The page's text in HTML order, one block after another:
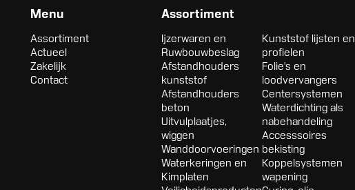
Menu
Assortiment
Actueel
Zakelijk
Contact
Assortiment
Ijzerwaren en
Ruwbouwbeslag
Afstandhouders
kunststof
Afstandhouders
beton
Uitvulplaatjes,
wiggen
Wanddoorvoeringen
Waterkeringen en
Kimplaten
Kunststof lijsten en
profielen
Folie's en
loodvervangers
Centersystemen
Waterdichting als
nabehandeling
Accesssoires
bekisting
Koppelsystemen
wapening